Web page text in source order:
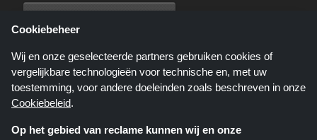
Cookiebeheer
Wij en onze geselecteerde partners gebruiken cookies of
vergelijkbare technologieën voor technische en, met uw
toestemming, voor andere doeleinden zoals beschreven in onze
Cookiebeleid.
Op het gebied van reclame kunnen wij en onze